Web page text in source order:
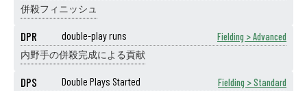
併殺フィニッシュ
DPR double-play runs Fielding > Advanced
内野手の併殺完成による貢献
DPS Double Plays Started Fielding > Standard